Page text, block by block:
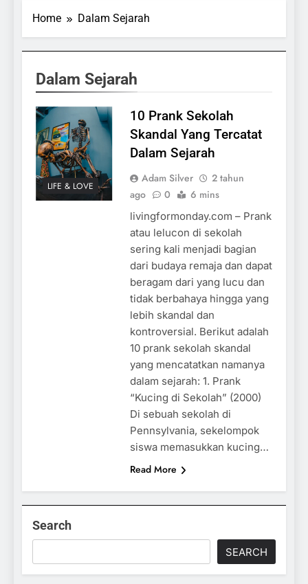
Home Dalam Sejarah
Dalam Sejarah
LIFE & LOVE
10 Prank Sekolah
Skandal Yang Tercatat
Dalam Sejarah
Adam Silver
2 tahun
ago
0 6 mins
livingformonday.com – Prank
atau lelucon di sekolah
sering kali menjadi bagian
dari budaya remaja dan dapat
beragam dari yang lucu dan
tidak berbahaya hingga yang
lebih skandal dan
kontroversial. Berikut adalah
10 prank sekolah skandal
yang mencatatkan namanya
dalam sejarah: 1. Prank
“Kucing di Sekolah” (2000)
Di sebuah sekolah di
Pennsylvania, sekelompok
siswa memasukkan kucing…
Read More
Search
SEARCH